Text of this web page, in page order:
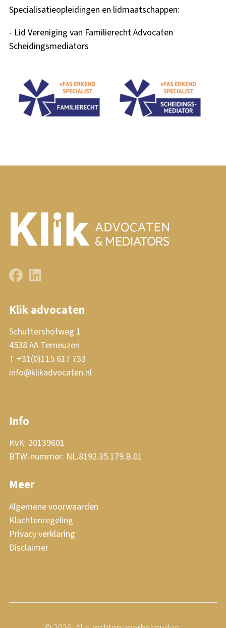
Specialisatieopleidingen en lidmaatschappen:
- Lid Vereniging van Familierecht Advocaten
Scheidingsmediators
Klik advocaten
Schuttershofweg 1
4538 AA Terneuzen
T +31(0)115 617 733
info@klikadvocaten.nl
Info
KvK: 20139601
BTW-nummer: NL.8192.35.179.B.01
Meer
Algemene voorwaarden
Klachtenregeling
Privacy verklaring
Disclaimer